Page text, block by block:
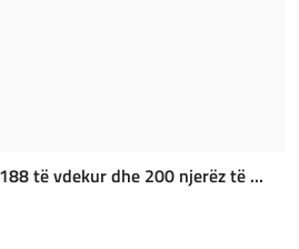
të vdekur dhe 200 njerëz të ...